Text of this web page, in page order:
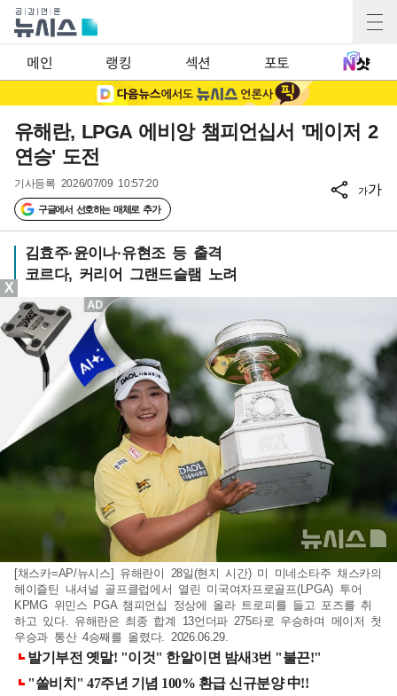
메인 랭킹 섹션 포토
유해란, LPGA 에비앙 챔피언십서 '메이저 2
연승' 도전
기사등록 2026/07/09 10:57:20
구글에서 선호하는 매체로 추가
가가
김효주·윤이나·유현조 등 출격
코르다, 커리어 그랜드슬램 노려
[채스카=AP/뉴시스] 유해란이 28일(현지 시간) 미 미네소타주 채스카의
헤이즐틴 내셔널 골프클럽에서 열린 미국여자프로골프(LPGA) 투어
KPMG 위민스 PGA 챔피언십 정상에 올라 트로피를 들고 포즈를 취
하고 있다. 유해란은 최종 합계 13언더파 275타로 우승하며 메이저 첫
우승과 통산 4승째를 올렸다. 2026.06.29.
X